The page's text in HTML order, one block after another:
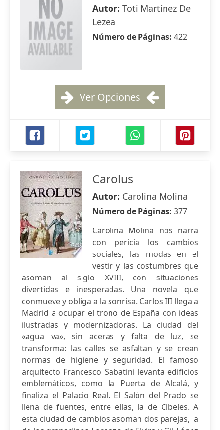
Autor: Toti Martínez De
Lezea
Número de Páginas: 422
Ver Opciones
Carolus
Autor: Carolina Molina
Número de Páginas: 377
Carolina Molina nos narra
con pericia los cambios
sociales, las modas en el
vestir y las costumbres que
asoman al siglo XVIII, con situaciones
divertidas e inesperadas. Una novela que
conmueve y obliga a la sonrisa. Carlos III llega a
Madrid a ocupar el trono de España con ideas
ilustradas y modernizadoras. La ciudad del
«agua va», sin aceras y falta de luz, se
transforma: las calles se asfaltan y se crean
normas de higiene y seguridad. El famoso
arquitecto Francesco Sabatini levanta edificios
emblemáticos, como la Puerta de Alcalá, y
finaliza el Palacio Real. El Salón del Prado se
llena de fuentes, entre ellas, la de Cibeles. A
esta ciudad de cambios asoman dos parejas, la